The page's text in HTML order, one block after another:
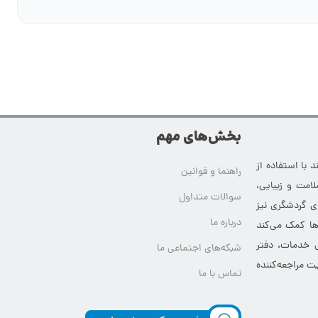
با استفاده از
و زیبایی،
گردشگری نیز
کمک می‌کند
خدمات، دفتر
مراجعه‌کننده
بخش‌های مهم
راهنما و قوانین
سوالات متداول
درباره ما
شبکه‌های اجتماعی ما
تماس با ما